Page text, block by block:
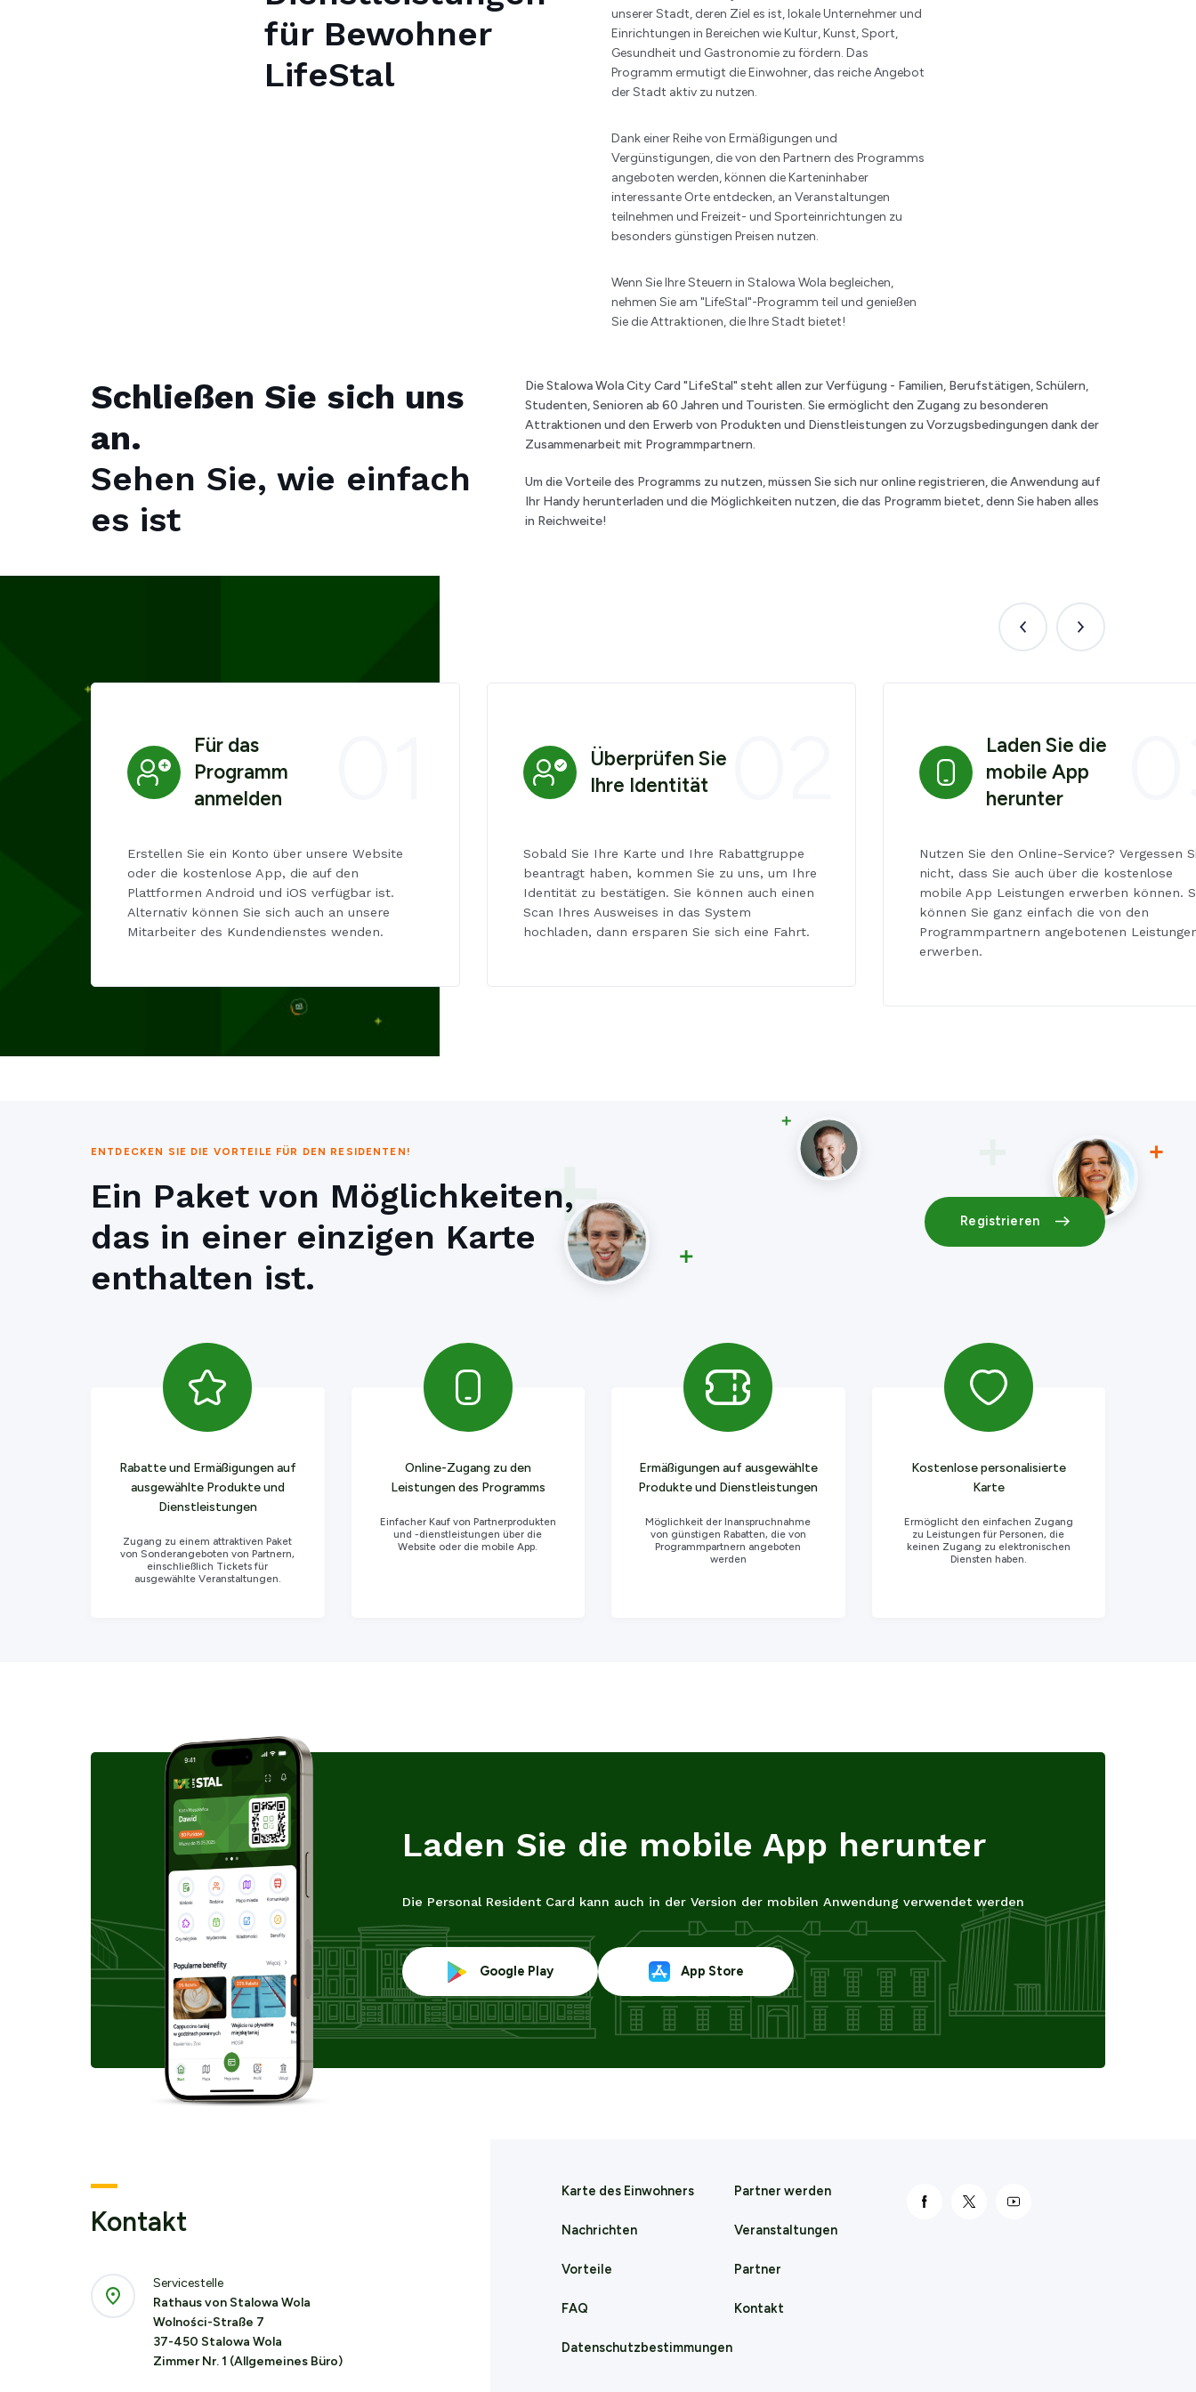
für Bewohner
LifeStal
unserer Stadt, deren Ziel es ist, lokale Unternehmer und
Einrichtungen in Bereichen wie Kultur, Kunst, Sport,
Gesundheit und Gastronomie zu fördern. Das
Programm ermutigt die Einwohner, das reiche Angebot
der Stadt aktiv zu nutzen.
Dank einer Reihe von Ermäßigungen und
Vergünstigungen, die von den Partnern des Programms
angeboten werden, können die Karteninhaber
interessante Orte entdecken, an Veranstaltungen
teilnehmen und Freizeit- und Sporteinrichtungen zu
besonders günstigen Preisen nutzen.
Wenn Sie Ihre Steuern in Stalowa Wola begleichen,
nehmen Sie am "LifeStal"-Programm teil und genießen
Sie die Attraktionen, die Ihre Stadt bietet!
Schließen Sie sich uns
an.
Sehen Sie, wie einfach
es ist
Die Stalowa Wola City Card "LifeStal" steht allen zur Verfügung - Familien, Berufstätigen, Schülern,
Studenten, Senioren ab 60 Jahren und Touristen. Sie ermöglicht den Zugang zu besonderen
Attraktionen und den Erwerb von Produkten und Dienstleistungen zu Vorzugsbedingungen dank der
Zusammenarbeit mit Programmpartnern.
Um die Vorteile des Programms zu nutzen, müssen Sie sich nur online registrieren, die Anwendung auf
Ihr Handy herunterladen und die Möglichkeiten nutzen, die das Programm bietet, denn Sie haben alles
in Reichweite!
poprzedni
krok
następny
krok
Für das
Programm
anmelden
Erstellen Sie ein Konto über unsere Website
oder die kostenlose App, die auf den
Plattformen Android und iOS verfügbar ist.
Alternativ können Sie sich auch an unsere
Mitarbeiter des Kundendienstes wenden.
Überprüfen Sie
Ihre Identität
Sobald Sie Ihre Karte und Ihre Rabattgruppe
beantragt haben, kommen Sie zu uns, um Ihre
Identität zu bestätigen. Sie können auch einen
Scan Ihres Ausweises in das System
hochladen, dann ersparen Sie sich eine Fahrt.
Laden Sie die
mobile App
herunter
Nutzen Sie den Online-Service? Vergessen
nicht, dass Sie auch über die kostenlose
mobile App Leistungen erwerben können.
können Sie ganz einfach die von den
Programmpartnern angebotenen
erwerben.
ENTDECKEN SIE DIE VORTEILE FÜR DEN RESIDENTEN!
Ein Paket von Möglichkeiten,
das in einer einzigen Karte
enthalten ist.
Registrieren
Rabatte und Ermäßigungen auf
ausgewählte Produkte und
Dienstleistungen
Zugang zu einem attraktiven Paket
von Sonderangeboten von Partnern,
einschließlich Tickets für
ausgewählte Veranstaltungen.
Online-Zugang zu den
Leistungen des Programms
Einfacher Kauf von Partnerprodukten
und -dienstleistungen über die
Website oder die mobile App.
Ermäßigungen auf ausgewählte
Produkte und Dienstleistungen
Möglichkeit der Inanspruchnahme
von günstigen Rabatten, die von
Programmpartnern angeboten
werden
Kostenlose personalisierte
Karte
Ermöglicht den einfachen Zugang
zu Leistungen für Personen, die
keinen Zugang zu elektronischen
Diensten haben.
Laden Sie die mobile App herunter
Die Personal Resident Card kann auch in der Version der mobilen Anwendung verwendet werden
Google PlayLink
öffnet
sich
Tab
App StoreLink
öffnet
sich
Tab
Kontakt
Servicestelle
Rathaus von Stalowa Wola
Wolności-Straße 7
37-450 Stalowa Wola
Zimmer Nr. 1 (Allgemeines Büro)
Karte des Einwohners Partner werden
Nachrichten Veranstaltungen
Vorteile Partner
FAQ Kontakt
Datenschutzbestimmungen
link otwiera się nowej karcie
link otwiera się nowej karcie
link otwiera się nowej karcie